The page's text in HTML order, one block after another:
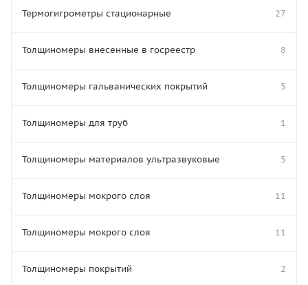
Термогигрометры стационарные 27
Толщиномеры внесенные в госреестр 8
Толщиномеры гальванических покрытий 5
Толщиномеры для труб 1
Толщиномеры материалов ультразвуковые 5
Толщиномеры мокрого слоя 11
Толщиномеры мокрого слоя 11
Толщиномеры покрытий 2